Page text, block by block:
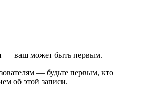
— ваш может быть первым.
— будьте первым, кто
об этой записи.